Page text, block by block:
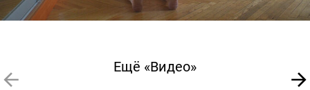
Ещё «Видео»